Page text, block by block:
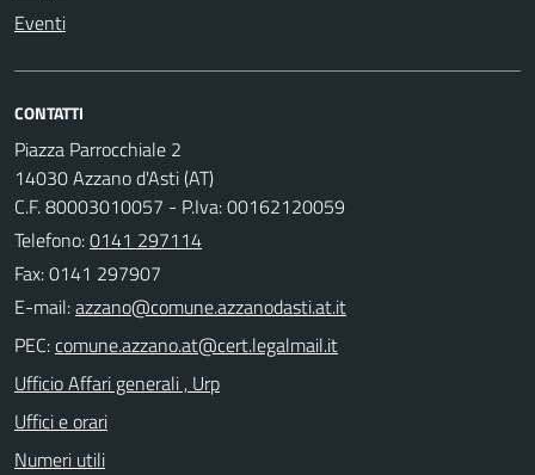
Eventi
CONTATTI
Piazza Parrocchiale 2
14030 Azzano d'Asti (AT)
C.F. 80003010057 - P.Iva: 00162120059
Telefono:0141 297114
Fax: 0141 297907
E-mail:
PEC:
Ufficio Affari generali , Urp
Uffici e orari
Numeri utili